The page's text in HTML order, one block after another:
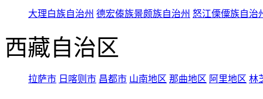
大理白族自治州 德宏傣族景颇族自治州 怒江傈僳族自治
西藏自治区
拉萨市 日喀则市 昌都市 山南地区 那曲地区 阿里地区 林